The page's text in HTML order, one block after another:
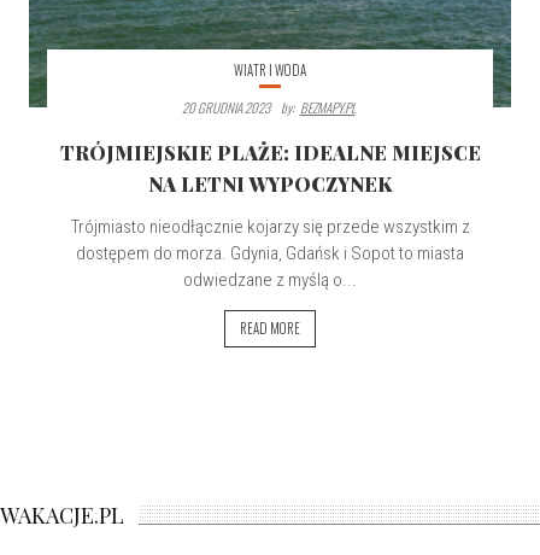
WIATR I WODA
20 GRUDNIA 2023
By: BEZMAPY.PL
TRÓJMIEJSKIE PLAŻE: IDEALNE MIEJSCE
NA LETNI WYPOCZYNEK
Trójmiasto nieodłącznie kojarzy się przede wszystkim z
dostępem do morza. Gdynia, Gdańsk i Sopot to miasta
odwiedzane z myślą o...
READ MORE
WAKACJE.PL